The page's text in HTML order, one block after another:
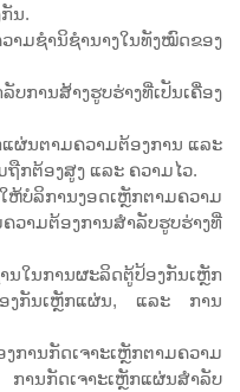
ນ.
າມຊຳນິຊຳນາງໃນທັງໝົດຂອງ
ການສ້າງຮູບຮ່າງທີ່ເປັນເຄື່ອງ
ຜ່ນຕາມຄວາມຕ້ອງການ ແລະ
ກຕ້ອງສູງ ແລະ ຄວາມໄວ.
ລິການງອດເຫຼັກຕາມຄວາມ
າມຕ້ອງການສຳລັບຮູບຮ່າງທີ່
ໃນການຜະລິດຕູ້ປ້ອງກັນເຫຼັກ
ອງກັນເຫຼັກແຜ່ນ, ແລະ ການ
ການກັດເຈາະເຫຼັກຕາມຄວາມ
ານກັດເຈາະເຫຼັກແຜ່ນສຳລັບ